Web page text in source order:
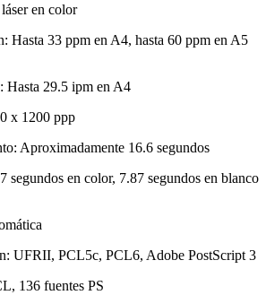
en color
Hasta 33 ppm en A4, hasta 60 ppm en A5
Hasta 29.5 ipm en A4
x 1200 ppp
Aproximadamente 16.6 segundos
segundos en color, 7.87 segundos en blanco
UFRII, PCL5c, PCL6, Adobe PostScript 3
136 fuentes PS